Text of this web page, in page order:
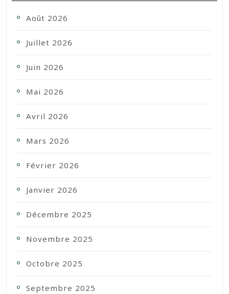
Août 2026
Juillet 2026
Juin 2026
Mai 2026
Avril 2026
Mars 2026
Février 2026
Janvier 2026
Décembre 2025
Novembre 2025
Octobre 2025
Septembre 2025